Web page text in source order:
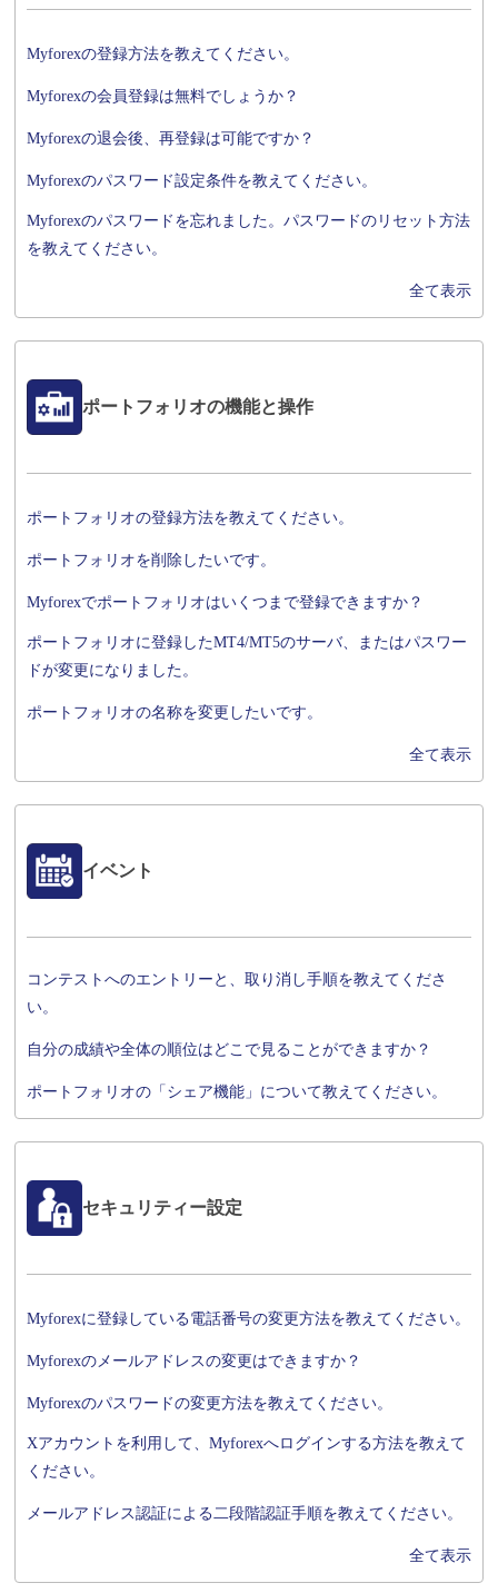
Myforexの登録方法を教えてください。
Myforexの会員登録は無料でしょうか？
Myforexの退会後、再登録は可能ですか？
Myforexのパスワード設定条件を教えてください。
Myforexのパスワードを忘れました。パスワードのリセット方法
を教えてください。
全て表示
ポートフォリオの機能と操作
ポートフォリオの登録方法を教えてください。
ポートフォリオを削除したいです。
Myforexでポートフォリオはいくつまで登録できますか？
ポートフォリオに登録したMT4/MT5のサーバ、またはパスワー
ドが変更になりました。
ポートフォリオの名称を変更したいです。
全て表示
イベント
コンテストへのエントリーと、取り消し手順を教えてくださ
い。
自分の成績や全体の順位はどこで見ることができますか？
ポートフォリオの「シェア機能」について教えてください。
セキュリティー設定
Myforexに登録している電話番号の変更方法を教えてください。
Myforexのメールアドレスの変更はできますか？
Myforexのパスワードの変更方法を教えてください。
Xアカウントを利用して、Myforexへログインする方法を教えて
ください。
メールアドレス認証による二段階認証手順を教えてください。
全て表示